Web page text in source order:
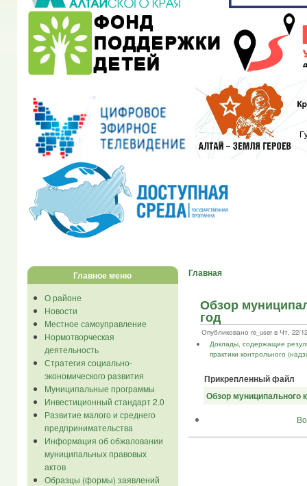
Главное меню
О районе
Новости
Местное самоуправление
Нормотворческая
деятельность
Стратегия социально-
экономического развития
Муниципальные программы
Инвестиционный стандарт 2.0
Развитие малого и среднего
предпринимательства
Информация об обжаловании
муниципальных правовых
актов
Образцы (формы) заявлений
Главная
Обзор
год
Опубликовано re_user в Чт, 22/
Доклады, содержащие
практики контрольного
Прикрепленный файл
Обзор муниципального